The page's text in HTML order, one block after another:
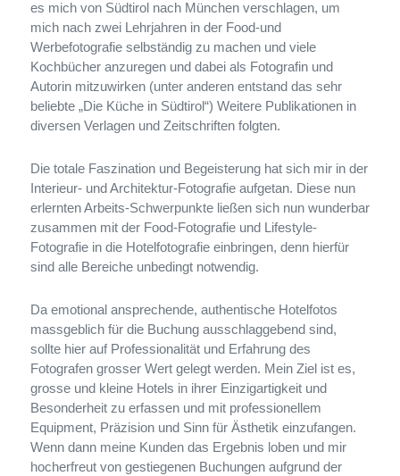
es mich von Südtirol nach München ver­schla­gen, um
mich nach zwei Lehrjahren in der Food-​und
Werbefotografie selb­stän­dig zu machen und viele
Kochbücher anzu­re­gen und dabei als Fotografin und
Autorin mit­zu­wir­ken (unter ande­ren ent­stand das sehr
beliebte „Die Küche in Südtirol“) Weitere Publikationen in
diver­sen Verlagen und Zeitschriften folgten.
Die totale Faszination und Begeisterung hat sich mir in der
Interieur- und Architektur-​Fotografie auf­ge­tan. Diese nun
erlern­ten Arbeits-​Schwerpunkte lie­ßen sich nun wun­der­bar
zusam­men mit der Food-​Fotografie und Lifestyle-​
Fotografie in die Hotelfotografie ein­brin­gen, denn hier­für
sind alle Bereiche unbe­dingt notwendig.
Da emo­tio­nal ansprech­ende, authen­ti­sche Hotelfotos
mass­geb­lich für die Buchung aus­schlag­gebend sind,
sollte hier auf Professionalität und Erfahrung des
Fotografen gros­ser Wert gelegt wer­den. Mein Ziel ist es,
grosse und kleine Hotels in ihrer Einzigartigkeit und
Besonderheit zu erfas­sen und mit pro­fes­sio­nel­lem
Equipment, Präzision und Sinn für Ästhetik ein­zu­fan­gen.
Wenn dann meine Kunden das Ergebnis loben und mir
hoch­er­freut von gestie­ge­nen Buchungen auf­grund der